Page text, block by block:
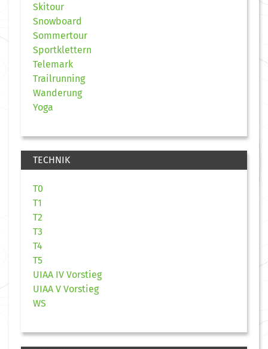
Skitour
Snowboard
Sommertour
Sportklettern
Telemark
Trailrunning
Wanderung
Yoga
TECHNIK
T0
T1
T2
T3
T4
T5
UIAA IV Vorstieg
UIAA V Vorstieg
WS